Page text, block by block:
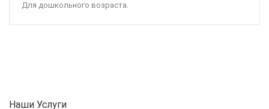
Для дошкольного возраста.
Наши Услуги